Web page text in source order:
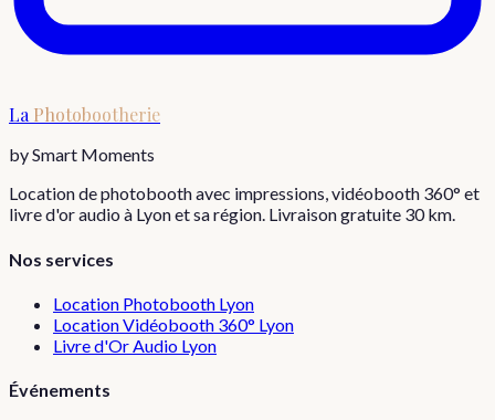
LaPhotobootherie
by Smart Moments
Location de photobooth avec impressions, vidéobooth 360° et
livre d'or audio à Lyon et sa région. Livraison gratuite 30 km.
Nos services
Location Photobooth Lyon
Location Vidéobooth 360° Lyon
Livre d'Or Audio Lyon
Événements